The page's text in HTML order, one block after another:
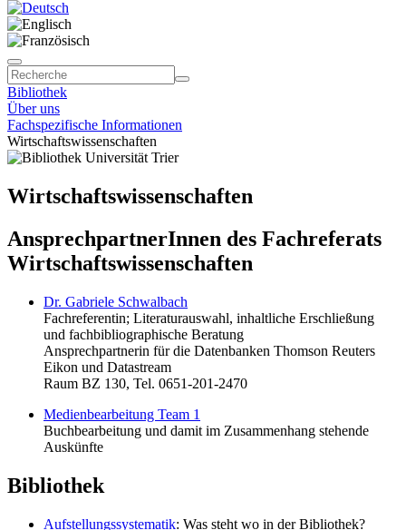
Bibliothek
Über uns
Fachspezifische Informationen
Wirtschaftswissenschaften
Wirtschaftswissenschaften
AnsprechpartnerInnen des Fachreferats
Wirtschaftswissenschaften
Dr. Gabriele Schwalbach
Fachreferentin; Literaturauswahl, inhaltliche Erschließung
und fachbibliographische Beratung
Ansprechpartnerin für die Datenbanken Thomson Reuters
Eikon und Datastream
Raum BZ 130, Tel. 0651-201-2470
Medienbearbeitung Team 1
Buchbearbeitung und damit im Zusammenhang stehende
Auskünfte
Bibliothek
Aufstellungssystematik: Was steht wo in der Bibliothek?